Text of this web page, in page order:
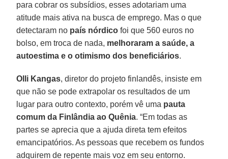
para cobrar os subsídios, esses adotariam uma
atitude mais ativa na busca de emprego. Mas o que
detectaram no país nórdico foi que 560 euros no
bolso, em troca de nada, melhoraram a saúde, a
autoestima e o otimismo dos beneficiários.
Olli Kangas, diretor do projeto finlandês, insiste em
que não se pode extrapolar os resultados de um
lugar para outro contexto, porém vê uma pauta
comum da Finlândia ao Quênia. “Em todas as
partes se aprecia que a ajuda direta tem efeitos
emancipatórios. As pessoas que recebem os fundos
adquirem de repente mais voz em seu entorno.